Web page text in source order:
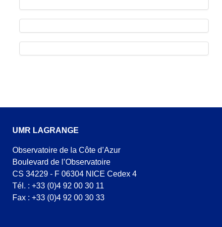
UMR LAGRANGE
Observatoire de la Côte d’Azur
Boulevard de l’Observatoire
CS 34229 - F 06304 NICE Cedex 4
Tél. : +33 (0)4 92 00 30 11
Fax : +33 (0)4 92 00 30 33